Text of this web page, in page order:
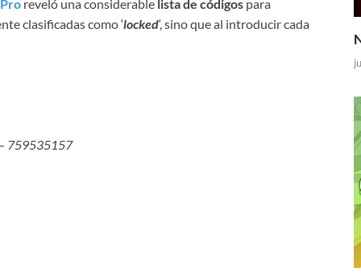
reveló una considerable lista de códigos para
clasificadas como ‘locked‘, sino que al introducir cada
759535157